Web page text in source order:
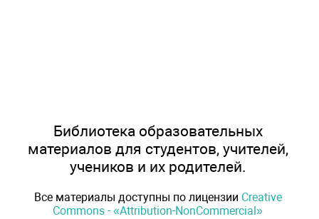
Библиотека образовательных
материалов для студентов, учителей,
учеников и их родителей.
Все материалы доступны по лицензии Creative
Commons - «Attribution-NonCommercial»